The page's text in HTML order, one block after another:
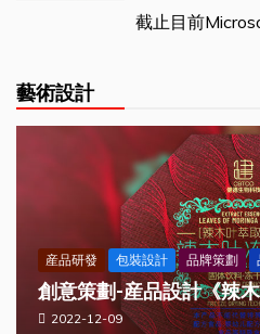
截止目前
藝術設計
産品研發 包裝設計 品牌策劃
創意策劃-産品設計《辣
2022-12-09